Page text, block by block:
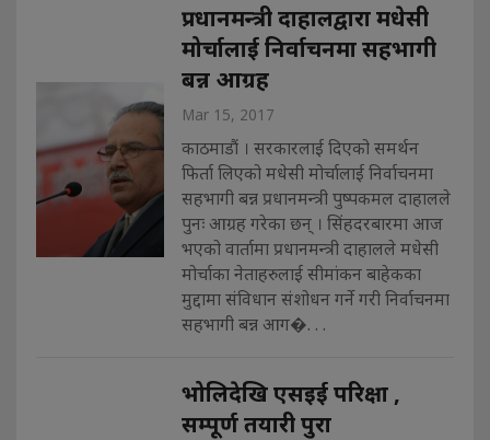
प्रधानमन्त्री दाहालद्वारा मधेसी
मोर्चालाई निर्वाचनमा सहभागी
बन्न आग्रह
Mar 15, 2017
काठमाडौं । सरकारलाई दिएको समर्थन
फिर्ता लिएको मधेसी मोर्चालाई निर्वाचनमा
सहभागी बन्न प्रधानमन्त्री पुष्पकमल दाहालले
पुनः आग्रह गरेका छन् । सिंहदरबारमा आज
भएको वार्तामा प्रधानमन्त्री दाहालले मधेसी
मोर्चाका नेताहरुलाई सीमांकन बाहेकका
मुद्दामा संविधान संशोधन गर्ने गरी निर्वाचनमा
सहभागी बन्न आग�. . .
भोलिदेखि एसइई परिक्षा ,
सम्पूर्ण तयारी पुरा